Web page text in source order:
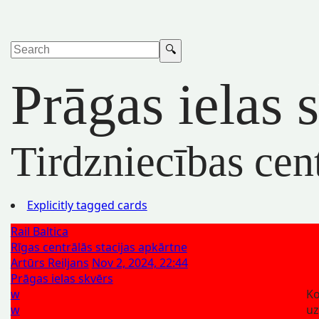
Prāgas ielas
Tirdzniecības
Explicitly tagged cards
Rail Baltica
Rīgas centrālās stacijas apkārtne
Artūrs Reiljans Nov 2, 2024, 22:44
Prāgas ielas skvērs
w
w
uz